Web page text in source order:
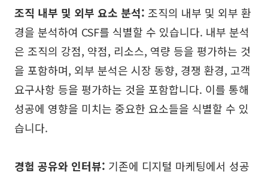
조직 내부 및 외부 요소 분석: 조직의 내부 및 외부 환
경을 분석하여 CSF를 식별할 수 있습니다. 내부 분석
은 조직의 강점, 약점, 리소스, 역량 등을 평가하는 것
을 포함하며, 외부 분석은 시장 동향, 경쟁 환경, 고객
요구사항 등을 평가하는 것을 포함합니다. 이를 통해
성공에 영향을 미치는 중요한 요소들을 식별할 수 있
습니다.
경험 공유와 인터뷰: 기존에 디지털 마케팅에서 성공